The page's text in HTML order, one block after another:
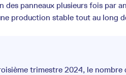
des panneaux plusieurs fois par
production stable tout au long
trimestre 2024, le